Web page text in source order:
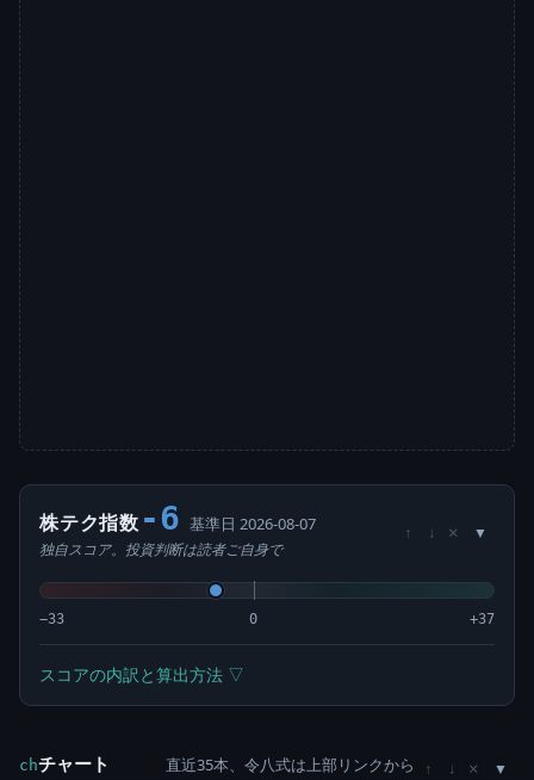
株テク指数 -6 基準日 2026-08-07
独自スコア。投資判断は読者ご自身で
↑ ↓ ×
−33 0 +37
スコアの内訳と算出方法 ▽
chチャート 直近35本、令八式は上部リンクから ↑ ↓ ×